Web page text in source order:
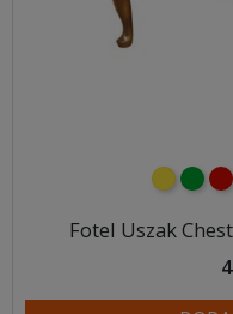
żółty
Fotel Uszak